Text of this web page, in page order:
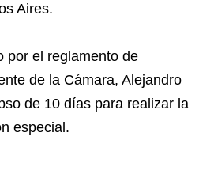
Aires.
por el reglamento de
de la Cámara, Alejandro
de 10 días para realizar la
especial.